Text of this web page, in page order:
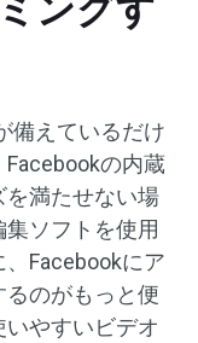
ングす
備えているだけ
の内蔵
を満たせない場
ソフトを使用
Facebookにア
のがもっと便
やすいビデオ